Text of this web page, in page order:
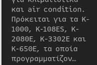
και air condition.
Πρόκειται για τα K-
1000, K-108ES, K-
2080E, K-3302E και
K-650E, τα οποία
προγραμματίζον…